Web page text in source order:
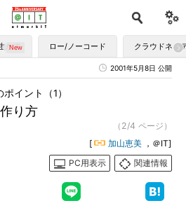
かす ロー/ノーコード クラウドネイ
2001年5月8日 公開
り方
イント（1）
（2/4 ページ）
[
加山恵美 ，＠IT]
PC用表示
関連情報